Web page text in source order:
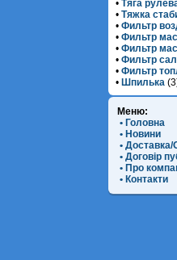
•Тяга
•Тяжка
•Фильтр
•Фильтр
•Фильтр
•Фильтр
•Фильтр
• Шпилька
Меню:
• Головна
• Новини
•
• Договір
• Про
• Контакти